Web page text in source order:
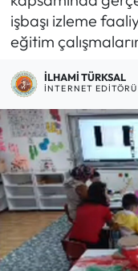
işbaşı izleme
eğitim
İLHAMI TÜRKSAL
İNTERNET EDITÖRÜ
Çorum Son
Dodurga
Eğitim
Ekonomi
Güncel
İskilip
Son Dakika
Haber Arşivi